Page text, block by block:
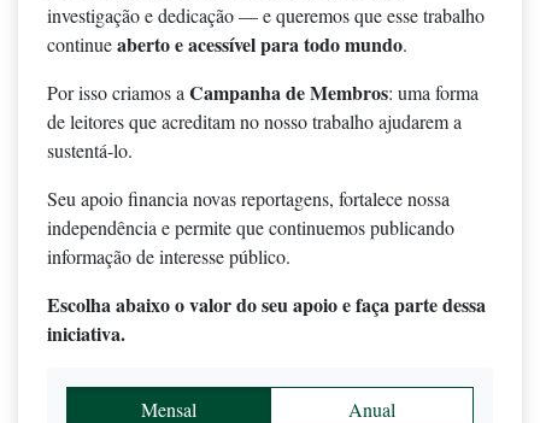
investigação e dedicação — e queremos que esse trabalho
continueaberto e acessível para todo mundo.
Por isso criamos a Campanha de Membros: uma forma
de leitores que acreditam no nosso trabalho ajudarem a
sustentá-lo.
Seu apoio financia novas reportagens, fortalece nossa
independência e permite que continuemos publicando
informação de interesse público.
Escolha abaixo o valor do seu apoio e faça parte dessa
iniciativa.
Mensal Anual